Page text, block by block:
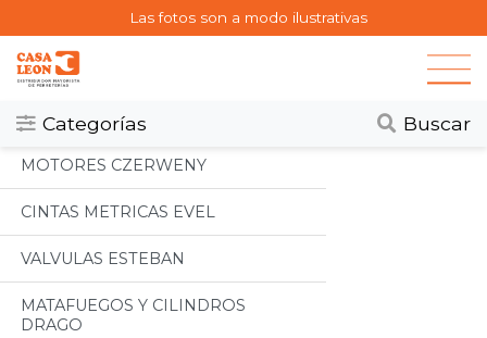
Las fotos son a modo ilustrativas
Categorías Buscar
Categorias
Todos
MOTORES CZERWENY
CINTAS METRICAS EVEL
VALVULAS ESTEBAN
MATAFUEGOS Y CILINDROS
DRAGO